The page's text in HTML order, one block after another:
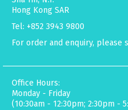
Hong Kong SAR
Tel: +852 3943 9800
For order and enquiry, please
Office Hours:
Monday - Friday
(10:30am - 12:30pm; 2:30pm -